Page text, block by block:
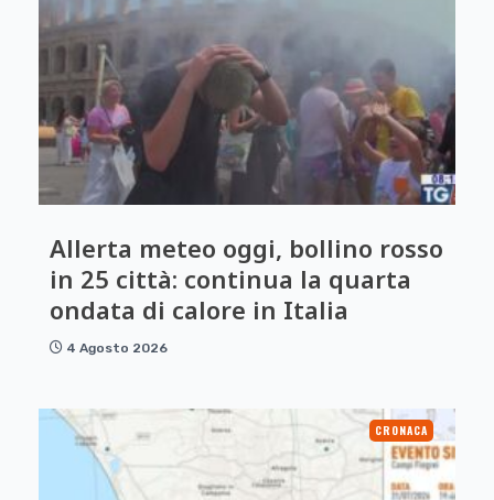
Allerta meteo oggi, bollino rosso
in 25 città: continua la quarta
ondata di calore in Italia
4 Agosto 2026
CRONACA